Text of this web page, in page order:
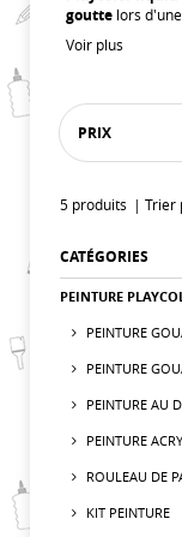
goutte lors
Voir plus
PRIX
5 produits Trier
CATÉGORIES
PEINTURE
PEINTURE
PEINTURE
PEINTURE AU
PEINTURE
ROULEAU DE
KIT PEINTURE